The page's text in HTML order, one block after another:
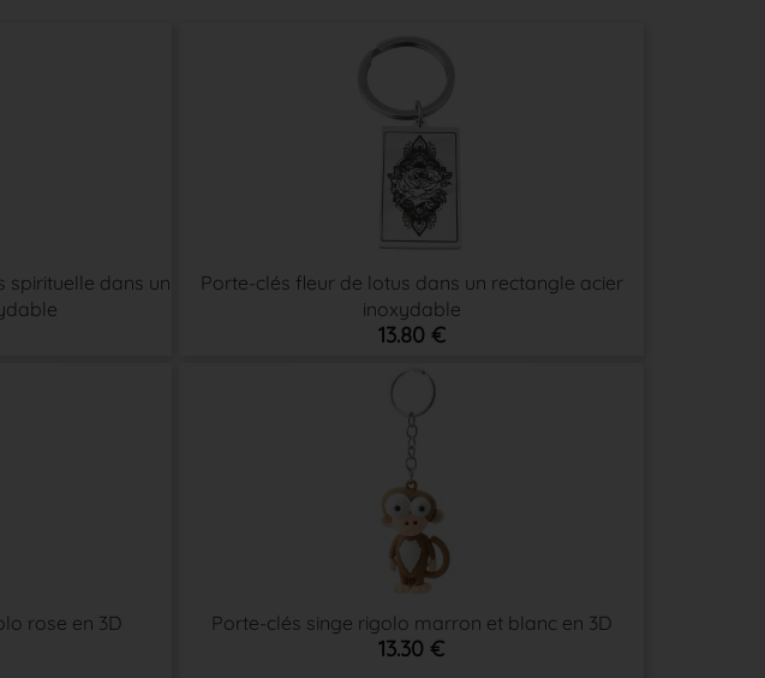
spirituelle dans un
Porte-clés fleur de lotus dans un rectangle acier
inoxydable
13.80 €
rose en 3D Porte-clés singe rigolo marron et blanc en 3D
13.30 €